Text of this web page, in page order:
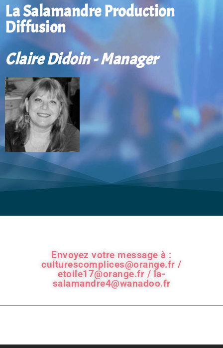
La Salamandre Production
Diffusion
Claire Didoin - Manager
Envoyez votre message à :
culturescomplices@orange.fr /
etoile17@orange.fr / la-
salamandre4@wanadoo.fr